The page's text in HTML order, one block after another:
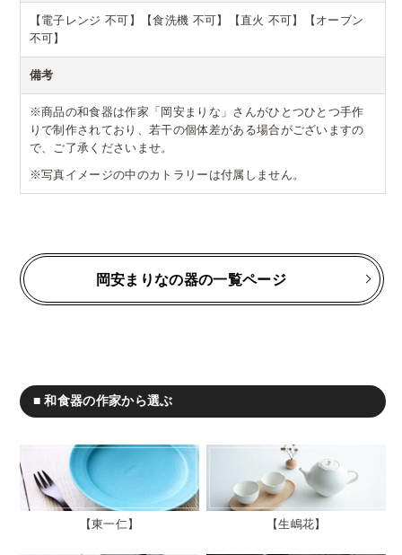
【電子レンジ 不可】【食洗機 不可】【直火 不可】【オーブン
不可】
備考
※商品の和食器は作家「岡安まりな」さんがひとつひとつ手作
りで制作されており、若干の個体差がある場合がございますの
で、ご了承くださいませ。
※写真イメージの中のカトラリーは付属しません。
岡安まりなの器の一覧ページ
■ 和食器の作家から選ぶ
東一仁 生嶋花